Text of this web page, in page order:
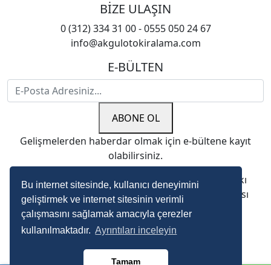
Bu internet sitesinde, kullanıcı deneyimini
geliştirmek ve internet sitesinin verimli
çalışmasını sağlamak amacıyla çerezler
kullanılmaktadır. Ayrıntıları inceleyin
Tamam
BİZE ULAŞIN
0 (312) 334 31 00 - 0555 050 24 67
info@akgulotokiralama.com
E-BÜLTEN
ABONE OL
Gelişmelerden haberdar olmak için e-bültene kayıt
olabilirsiniz.
Copyright © 2022. Çağrı Oto Kiralama. Her Hakkı
Saklıdır. kopyalanması, çoğaltılması ve dağıtılması
halinde yasal haklarımız işletilecektir.